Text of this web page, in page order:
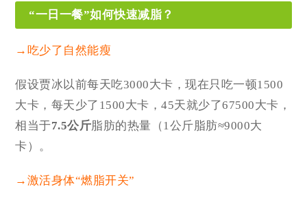
“一日一餐”如何快速减脂？
→吃少了自然能瘦
假设贾冰以前每天吃3000大卡，现在只吃一顿1500
大卡，每天少了1500大卡，45天就少了67500大卡，
相当于7.5公斤脂肪的热量（1公斤脂肪≈9000大
卡）。
→激活身体“燃脂开关”